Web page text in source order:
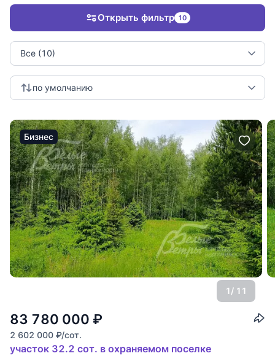
Все (10)
по умолчанию
Открыть фильтр 10
Бизнес
1/ 11
83 780 000 ₽
2 602 000 ₽/сот.
участок 32.2 сот. в охраняемом поселке